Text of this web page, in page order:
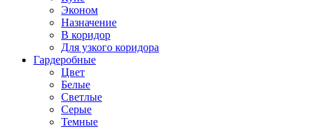
Эконом
Назначение
В коридор
Для узкого коридора
Гардеробные
Цвет
Белые
Светлые
Серые
Темные